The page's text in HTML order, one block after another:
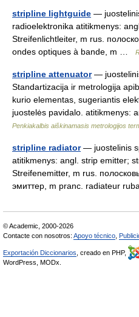
stripline lightguide —
radioelektronika atitikmenys:
Streifenlichtleiter, m rus.
ondes optiques à bande, m …
stripline attenuator—
Standartizacija ir metrologija
kurio elementas, sugeriantis
juostelės pavidalo.
Penkiakalbis aiškinamasis metrologijos
stripline radiator— juostelinis
atitikmenys: angl. strip emitter;
Streifenemitter, m rus.
эмиттер, m pranc. radiateur
© Academic, 2000-2026
Contacte con nosotros: Apoyo técnico
Exportación Diccionarios , creado en PHP,
WordPress, MODx.